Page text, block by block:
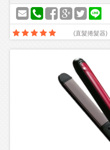
(直髮捲髮器)